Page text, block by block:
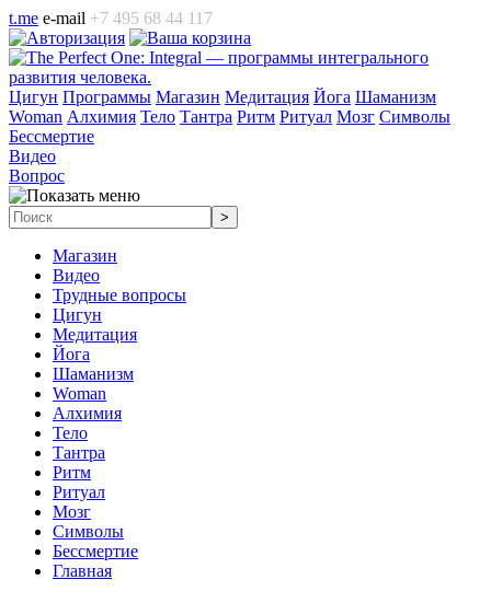
t.me e-mail +7 495 68 44 117
Цигун Программы Магазин Медитация Йога Шаманизм
Woman Алхимия Тело Тантра Ритм Ритуал Мозг Символы
Бессмертие
Видео
Вопрос
Магазин
Видео
Трудные вопросы
Цигун
Медитация
Йога
Шаманизм
Woman
Алхимия
Тело
Тантра
Ритм
Ритуал
Мозг
Символы
Бессмертие
Главная